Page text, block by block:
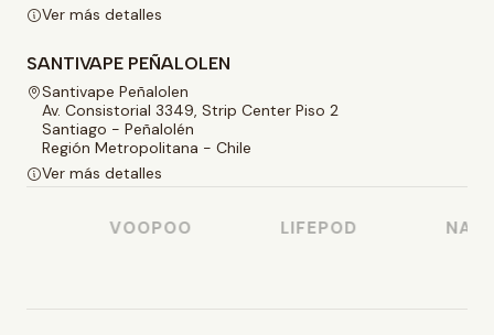
Ver más detalles
SANTIVAPE PEÑALOLEN
Santivape Peñalolen
Av. Consistorial 3349, Strip Center Piso 2
Santiago - Peñalolén
Región Metropolitana - Chile
Ver más detalles
VOOPOO LIFEPOD